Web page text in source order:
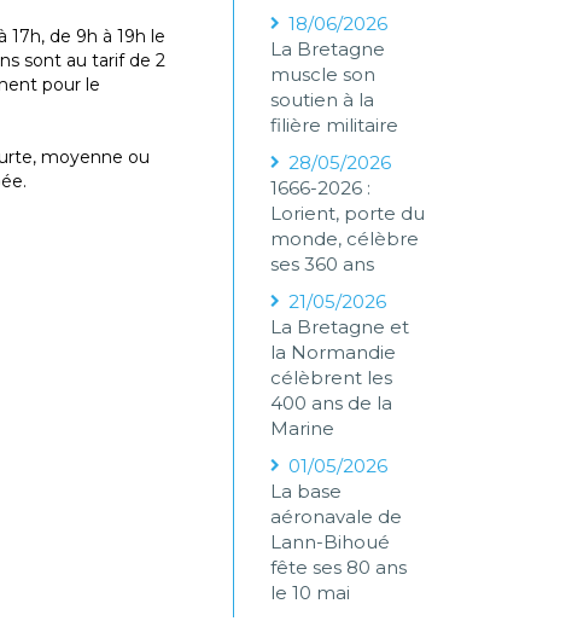
de 9h à 19h le
sont au tarif de 2
pour le
moyenne ou
18/06/2026
La Bretagne
muscle son
soutien à la
filière militaire
28/05/2026
1666-2026 :
Lorient, porte du
monde, célèbre
ses 360 ans
21/05/2026
La Bretagne et
la Normandie
célèbrent les
400 ans de la
Marine
01/05/2026
La base
aéronavale de
Lann-Bihoué
fête ses 80 ans
le 10 mai